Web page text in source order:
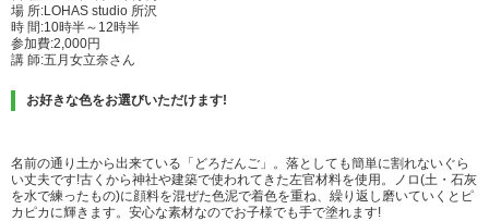
場 所:LOHAS studio 所沢
時 間:10時半～12時半
参加費:2,000円
講 師:五月女立奈さん
お好きな色をお選びいただけます!
名前の通り土から出来ている「どろだんご」。落としても簡単に割れないぐら
い丈夫です!古くから神社や建築で使われてきた左官材料を使用。ノロ(土・石灰
を水で練ったもの)に顔料を混ぜた色泥で着色を重ね、繰り返し磨いていくとピ
カピカに輝きます。安心な素材なのでお子様でも手で塗れます!